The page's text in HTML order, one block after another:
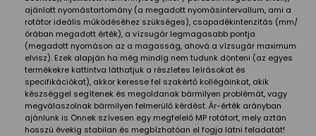
ajánlott nyomástartomány (a megadott nyomásintervallum, ami a
rotátor ideális működéséhez szükséges), csapadékintenzitás (mm/
órában megadott érték), a vízsugár legmagasabb pontja
(megadott nyomáson az a magasság, ahová a vízsugár maximum
elvisz). Ezek alapján ha még mindig nem tudunk dönteni (az egyes
termékekre kattintva láthatjuk a részletes leírásokat és
specifikációkat), akkor keresse fel szakértő kollégáinkat, akik
készséggel segítenek és megoldanak bármilyen problémát, vagy
megválaszolnak bármilyen felmerülő kérdést. Ár-érték arányban
ajánlunk is Önnek szívesen egy megfelelő MP rotátort, mely aztán
hosszú évekig stabilan és megbízhatóan el fogja látni feladatát!